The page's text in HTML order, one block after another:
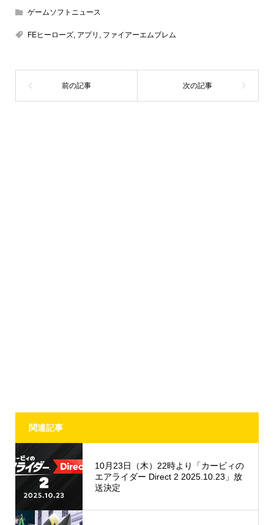
ゲームソフトニュース
FEヒーローズ, アプリ , ファイアーエムブレム
関連記事
10月23日（木）22時より「カービィの
エアライダー Direct 2 2025.10.23」放
送決定